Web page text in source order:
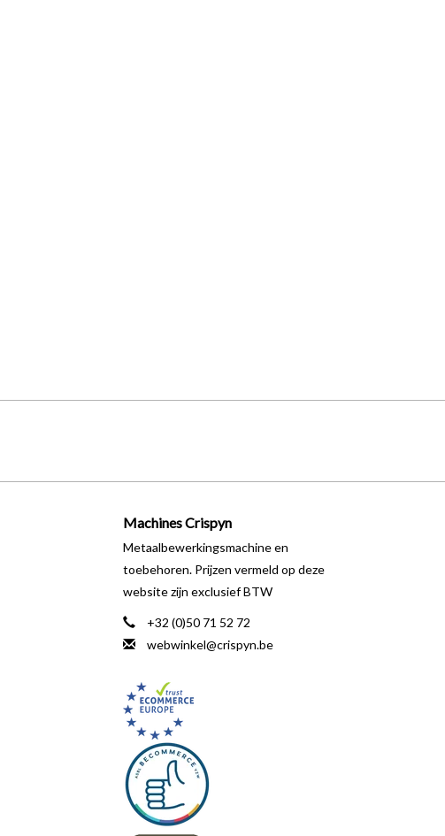
Machines Crispyn
Metaalbewerkingsmachine en
toebehoren. Prijzen vermeld op deze
website zijn exclusief BTW
+32 (0)50 71 52 72
webwinkel@crispyn.be